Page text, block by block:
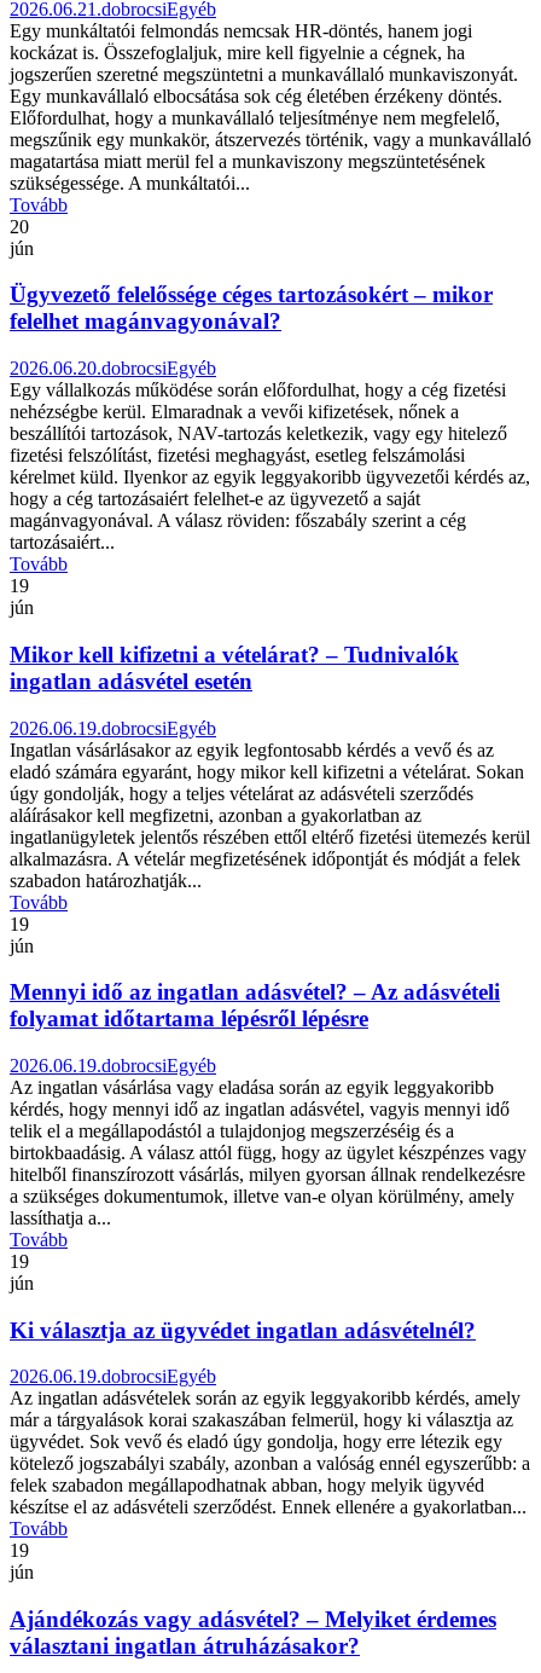
2026.06.21.dobrocsiEgyéb
Egy munkáltatói felmondás nemcsak HR-döntés, hanem jogi
kockázat is. Összefoglaljuk, mire kell figyelnie a cégnek, ha
jogszerűen szeretné megszüntetni a munkavállaló munkaviszonyát.
Egy munkavállaló elbocsátása sok cég életében érzékeny döntés.
Előfordulhat, hogy a munkavállaló teljesítménye nem megfelelő,
megszűnik egy munkakör, átszervezés történik, vagy a munkavállaló
magatartása miatt merül fel a munkaviszony megszüntetésének
szükségessége. A munkáltatói...
Tovább
20
jún
Ügyvezető felelőssége céges tartozásokért – mikor
felelhet magánvagyonával?
2026.06.20.dobrocsiEgyéb
Egy vállalkozás működése során előfordulhat, hogy a cég fizetési
nehézségbe kerül. Elmaradnak a vevői kifizetések, nőnek a
beszállítói tartozások, NAV-tartozás keletkezik, vagy egy hitelező
fizetési felszólítást, fizetési meghagyást, esetleg felszámolási
kérelmet küld. Ilyenkor az egyik leggyakoribb ügyvezetői kérdés az,
hogy a cég tartozásaiért felelhet-e az ügyvezető a saját
magánvagyonával. A válasz röviden: főszabály szerint a cég
tartozásaiért...
Tovább
19
jún
Mikor kell kifizetni a vételárat? – Tudnivalók
ingatlan adásvétel esetén
2026.06.19.dobrocsiEgyéb
Ingatlan vásárlásakor az egyik legfontosabb kérdés a vevő és az
eladó számára egyaránt, hogy mikor kell kifizetni a vételárat. Sokan
úgy gondolják, hogy a teljes vételárat az adásvételi szerződés
aláírásakor kell megfizetni, azonban a gyakorlatban az
ingatlanügyletek jelentős részében ettől eltérő fizetési ütemezés kerül
alkalmazásra. A vételár megfizetésének időpontját és módját a felek
szabadon határozhatják...
Tovább
19
jún
Mennyi idő az ingatlan adásvétel? – Az adásvételi
folyamat időtartama lépésről lépésre
2026.06.19.dobrocsiEgyéb
Az ingatlan vásárlása vagy eladása során az egyik leggyakoribb
kérdés, hogy mennyi idő az ingatlan adásvétel, vagyis mennyi idő
telik el a megállapodástól a tulajdonjog megszerzéséig és a
birtokbaadásig. A válasz attól függ, hogy az ügylet készpénzes vagy
hitelből finanszírozott vásárlás, milyen gyorsan állnak rendelkezésre
a szükséges dokumentumok, illetve van-e olyan körülmény, amely
lassíthatja a...
Tovább
19
jún
Ki választja az ügyvédet ingatlan adásvételnél?
2026.06.19.dobrocsiEgyéb
Az ingatlan adásvételek során az egyik leggyakoribb kérdés, amely
már a tárgyalások korai szakaszában felmerül, hogy ki választja az
ügyvédet. Sok vevő és eladó úgy gondolja, hogy erre létezik egy
kötelező jogszabályi szabály, azonban a valóság ennél egyszerűbb: a
felek szabadon megállapodhatnak abban, hogy melyik ügyvéd
készítse el az adásvételi szerződést. Ennek ellenére a gyakorlatban...
Tovább
19
jún
Ajándékozás vagy adásvétel? – Melyiket érdemes
választani ingatlan átruházásakor?